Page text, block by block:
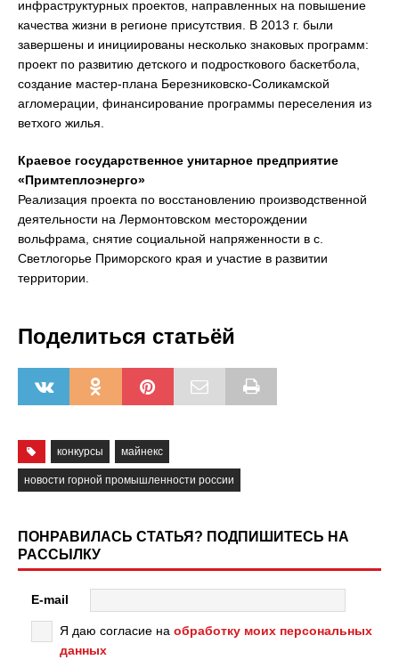
инфраструктурных проектов, направленных на повышение
качества жизни в регионе присутствия. В 2013 г. были
завершены и инициированы несколько знаковых программ:
проект по развитию детского и подросткового баскетбола,
создание мастер-плана Березниковско-Соликамской
агломерации, финансирование программы переселения из
ветхого жилья.
Краевое государственное унитарное предприятие
«Примтеплоэнерго»
Реализация проекта по восстановлению производственной
деятельности на Лермонтовском месторождении
вольфрама, снятие социальной напряженности в с.
Светлогорье Приморского края и участие в развитии
территории.
Поделиться статьёй
конкурсы майнекс
новости горной промышленности россии
ПОНРАВИЛАСЬ СТАТЬЯ? ПОДПИШИТЕСЬ НА
РАССЫЛКУ
E-mail
Я даю согласие на обработку моих персональных
данных